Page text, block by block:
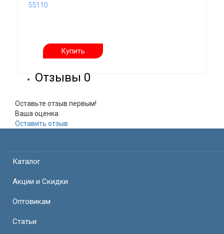
55110
Купить
Отзывы 0
Оставьте отзыв первым!
Ваша оценка
Оставить отзыв
Каталог
Акции и Скидки
Оптовикам
Статьи